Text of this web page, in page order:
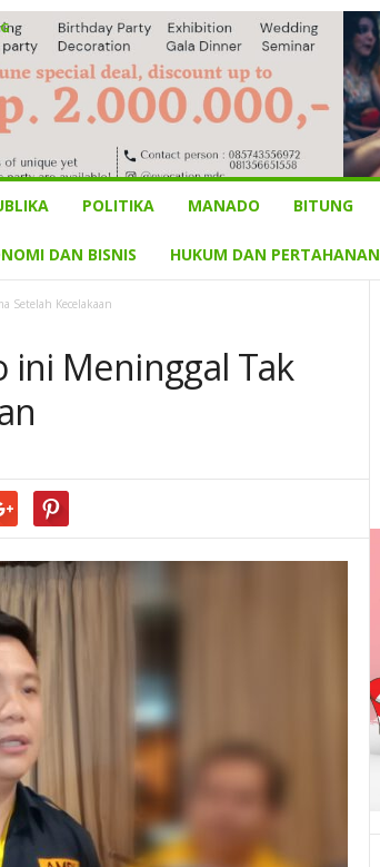
POLITIKA MANADO BITUNG
DAN BISNIS HUKUM DAN PERTAHANAN
Setelah Kecelakaan
ini Meninggal Tak